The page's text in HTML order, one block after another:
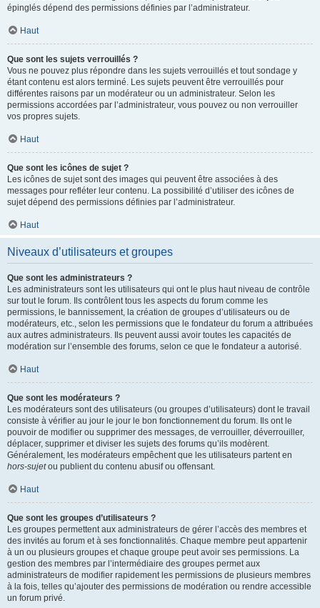
épinglés dépend des permissions définies par l’administrateur.
Haut
Que sont les sujets verrouillés ?
Vous ne pouvez plus répondre dans les sujets verrouillés et tout sondage y
étant contenu est alors terminé. Les sujets peuvent être verrouillés pour
différentes raisons par un modérateur ou un administrateur. Selon les
permissions accordées par l’administrateur, vous pouvez ou non verrouiller
vos propres sujets.
Haut
Que sont les icônes de sujet ?
Les icônes de sujet sont des images qui peuvent être associées à des
messages pour refléter leur contenu. La possibilité d’utiliser des icônes de
sujet dépend des permissions définies par l’administrateur.
Haut
Niveaux d’utilisateurs et groupes
Que sont les administrateurs ?
Les administrateurs sont les utilisateurs qui ont le plus haut niveau de contrôle
sur tout le forum. Ils contrôlent tous les aspects du forum comme les
permissions, le bannissement, la création de groupes d’utilisateurs ou de
modérateurs, etc., selon les permissions que le fondateur du forum a attribuées
aux autres administrateurs. Ils peuvent aussi avoir toutes les capacités de
modération sur l’ensemble des forums, selon ce que le fondateur a autorisé.
Haut
Que sont les modérateurs ?
Les modérateurs sont des utilisateurs (ou groupes d’utilisateurs) dont le travail
consiste à vérifier au jour le jour le bon fonctionnement du forum. Ils ont le
pouvoir de modifier ou supprimer des messages, de verrouiller, déverrouiller,
déplacer, supprimer et diviser les sujets des forums qu’ils modèrent.
Généralement, les modérateurs empêchent que les utilisateurs partent en
hors-sujetou publient du contenu abusif ou offensant.
Haut
Que sont les groupes d’utilisateurs ?
Les groupes permettent aux administrateurs de gérer l’accès des membres et
des invités au forum et à ses fonctionnalités. Chaque membre peut appartenir
à un ou plusieurs groupes et chaque groupe peut avoir ses permissions. La
gestion des membres par l’intermédiaire des groupes permet aux
administrateurs de modifier rapidement les permissions de plusieurs membres
à la fois, telles qu’ajouter des permissions de modération ou rendre accessible
un forum privé.